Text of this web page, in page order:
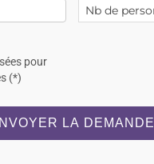
pour
(*)
LA DEMANDE